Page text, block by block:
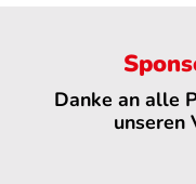
Danke an alle
unseren